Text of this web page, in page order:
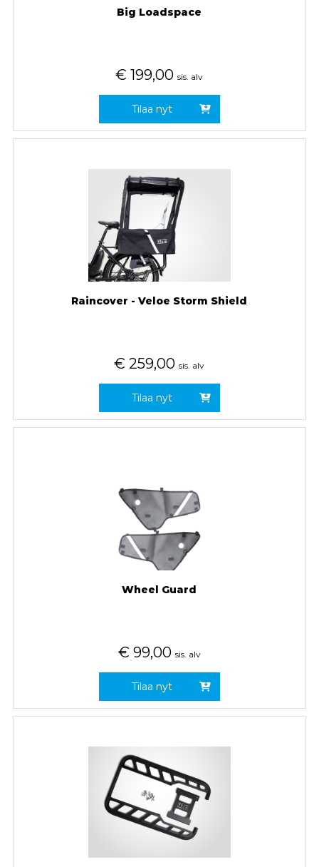
Big Loadspace
€ 199,00 sis. alv
Tilaa nyt
Raincover - Veloe Storm Shield
€ 259,00 sis. alv
Tilaa nyt
Wheel Guard
€ 99,00 sis. alv
Tilaa nyt